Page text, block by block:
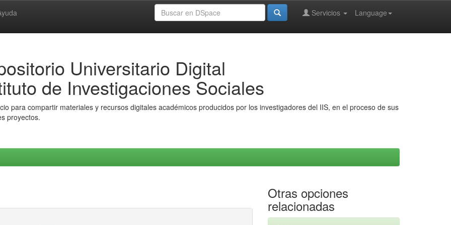
Language
Servicios
Universitario Digital
de Investigaciones Sociales
para compartir materiales y recursos digitales académicos producidos por los investigadores del IIS, en el proceso de sus
proyectos.
Otras opciones
relacionadas